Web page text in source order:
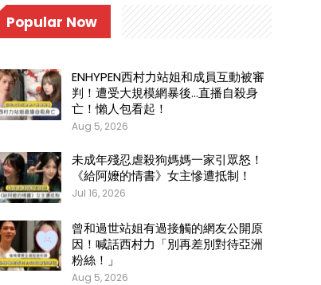
Popular Now
ENHYPEN西村力站姐和成員互動被審
判！遭受大規模網暴後…直播自殺身
亡！懶人包看起！
Aug 5, 2026
未成年殘忍虐殺狗媽媽一家引眾怒！
《給阿嬤的情書》女主慘遭抵制！
Jul 16, 2026
曾和過世站姐有過接觸的網友公開原
因！喊話西村力「別再差別對待亞洲
粉絲！」
Aug 5, 2026